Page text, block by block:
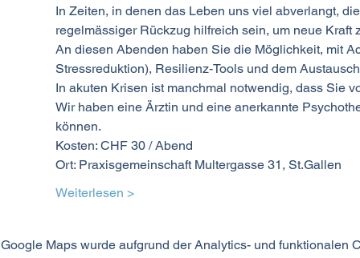
In Zeiten, in denen das Leben uns viel abverlangt,
regelmässiger Rückzug hilfreich sein, um neue Kraft
An diesen Abenden haben Sie die Möglichkeit, mit
Stressreduktion), Resilienz-Tools und dem
In akuten Krisen ist manchmal notwendig, dass Sie
Wir haben eine Ärztin und eine anerkannte
können.
Kosten: CHF 30 / Abend
Ort: Praxisgemeinschaft Multergasse 31, St.Gallen
Weiterlesen >
Google Maps wurde aufgrund der Analytics- und funktionalen